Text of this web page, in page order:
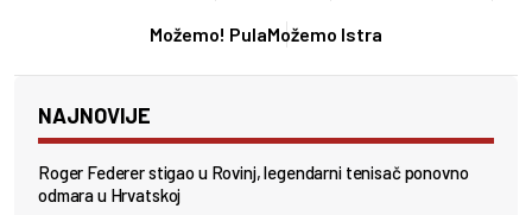
Možemo! PulaMožemo Istra
NAJNOVIJE
Roger Federer stigao u Rovinj, legendarni tenisač ponovno
odmara u Hrvatskoj